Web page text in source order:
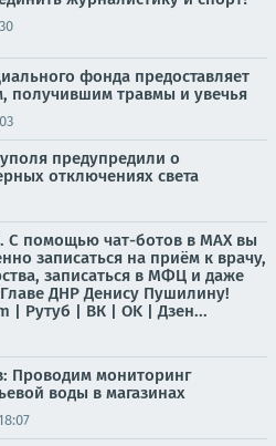
фонда предоставляет
получившим травмы и увечья
предупредили о
отключениях света
С помощью чат-ботов в МАХ вы
записаться на приём к врачу,
записаться в МФЦ и даже
ДНР Денису Пушилину!
| Рутуб | ВК | OK | Дзен...
Проводим мониторинг
воды в магазинах